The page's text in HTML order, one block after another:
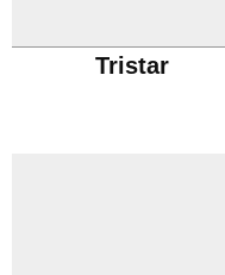
Tristar